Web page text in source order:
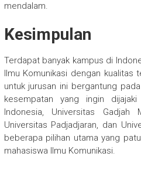
mendalam.
Kesimpulan
Terdapat banyak kampus di
Ilmu Komunikasi dengan kualitas
untuk jurusan ini bergantung
kesempatan yang ingin
Indonesia, Universitas Gadjah
Universitas Padjadjaran, dan
beberapa pilihan utama yang
mahasiswa Ilmu Komunikasi.